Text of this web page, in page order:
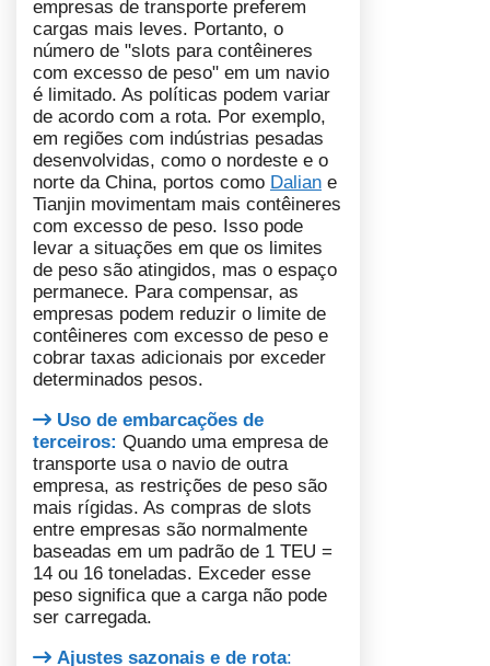
empresas de transporte preferem
cargas mais leves. Portanto, o
número de "slots para contêineres
com excesso de peso" em um navio
é limitado. As políticas podem variar
de acordo com a rota. Por exemplo,
em regiões com indústrias pesadas
desenvolvidas, como o nordeste e o
norte da China, portos como Dalian e
Tianjin movimentam mais contêineres
com excesso de peso. Isso pode
levar a situações em que os limites
de peso são atingidos, mas o espaço
permanece. Para compensar, as
empresas podem reduzir o limite de
contêineres com excesso de peso e
cobrar taxas adicionais por exceder
determinados pesos.
Uso de embarcações de
terceiros: Quando uma empresa de
transporte usa o navio de outra
empresa, as restrições de peso são
mais rígidas. As compras de slots
entre empresas são normalmente
baseadas em um padrão de 1 TEU =
14 ou 16 toneladas. Exceder esse
peso significa que a carga não pode
ser carregada.
Ajustes sazonais e de rota: